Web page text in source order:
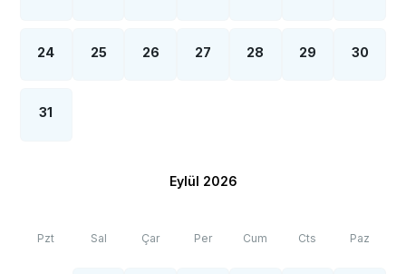
24 25 26 27 28 29 30
31
Eylül 2026
Pzt Sal Çar Per Cum Cts Paz